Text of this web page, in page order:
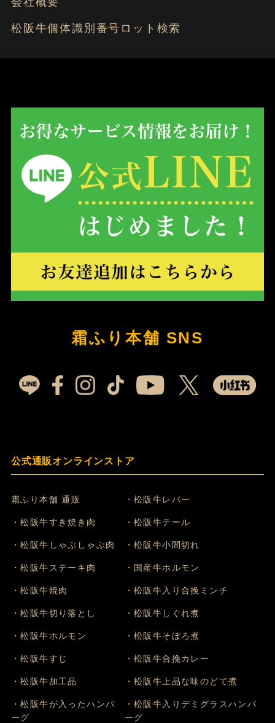
松阪牛個体識別番号ロット検索
霜ふり本舗 SNS
公式通販オンラインストア
霜ふり本舗 通販
・松阪牛すき焼き肉
・松阪牛しゃぶしゃぶ肉
・松阪牛ステーキ肉
・松阪牛焼肉
・松阪牛切り落とし
・松阪牛ホルモン
・松阪牛すじ
・松阪牛加工品
・松阪牛が入ったハンバ
ーグ
・松阪牛レバー
・松阪牛テール
・松阪牛小間切れ
・国産牛ホルモン
・松阪牛入り合挽ミンチ
・松阪牛しぐれ煮
・松阪牛そぼろ煮
・松阪牛合挽カレー
・松阪牛上品な味のどて煮
・松阪牛入りデミグラスハンバ
ーグ